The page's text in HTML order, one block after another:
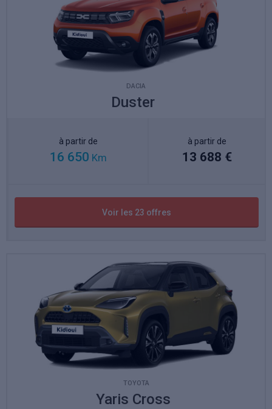
DACIA
Duster
à partir de
16 650 Km
à partir de
13 688 €
Voir les 23 offres
TOYOTA
Yaris Cross